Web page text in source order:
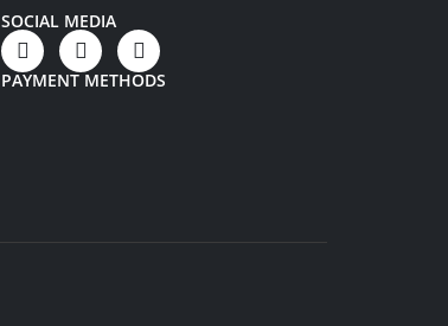
SOCIAL MEDIA
PAYMENT METHODS